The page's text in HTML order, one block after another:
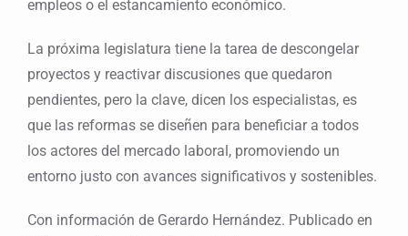
empleos o el estancamiento económico.
La próxima legislatura tiene la tarea de descongelar
proyectos y reactivar discusiones que quedaron
pendientes, pero la clave, dicen los especialistas, es
que las reformas se diseñen para beneficiar a todos
los actores del mercado laboral, promoviendo un
entorno justo con avances significativos y sostenibles.
Con información de Gerardo Hernández. Publicado en